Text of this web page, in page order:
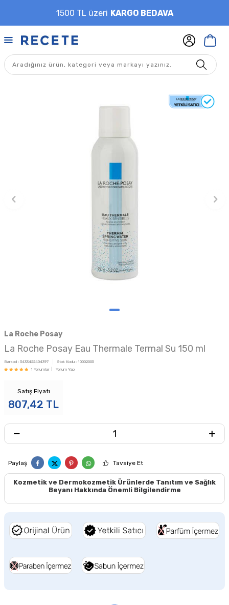
1500 TL üzeri KARGO BEDAVA
La Roche Posay
La Roche Posay Eau Thermale Termal Su 150 ml
Barkod : 3433422404397 Stok Kodu : 10002005
1 Yorumlar |
Yorum Yap
Satış Fiyatı
807,42 TL
Paylaş Tavsiye Et
Kozmetik ve Dermokozmetik Ürünlerde Tanıtım ve Sağlık
Beyanı Hakkında Önemli Bilgilendirme